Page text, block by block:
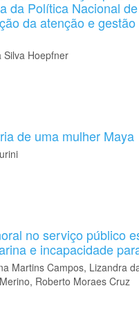
da Política Nacional de
da atenção e
Silva Hoepfner
de uma mulher Maya
no serviço público
e incapacidade
Martins Campos, Lizandra
Roberto Moraes Cruz